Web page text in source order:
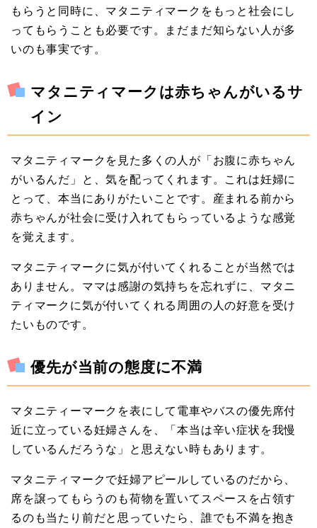
もらうと同時に、マタニティマークをもっと社会にし
ってもらうことも必要です。まだまだ知らない人が多
いのも事実です。
マタニティマークは赤ちゃんがいるサ
イン
マタニティマークを見た多くの人が「お腹に赤ちゃん
がいるんだ」と、気を配ってくれます。これは妊婦に
とって、本当にありがたいことです。産まれる前から
赤ちゃんが社会に受け入れてもらっているような感覚
を覚えます。
マタニティマークに気が付いてくれることが当然では
ありません。ママは感謝の気持ちを忘れずに、マタニ
ティマークに気が付いてくれる周囲の人の好意を受け
たいものです。
優先が当前の態度に不満
マタニティーマークを表にして電車やバスの優先席付
近に立っている妊婦さんを、「本当は辛い症状を我慢
しているんだろうな」と思えない時もあります。
マタニティマークで妊婦アピールしているのだから、
席を譲ってもらうのも荷物を置いてスペースを占領す
るのも当たり前だと思っていたら、誰でも不満を抱き